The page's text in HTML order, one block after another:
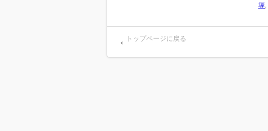
塚
トップページに戻る